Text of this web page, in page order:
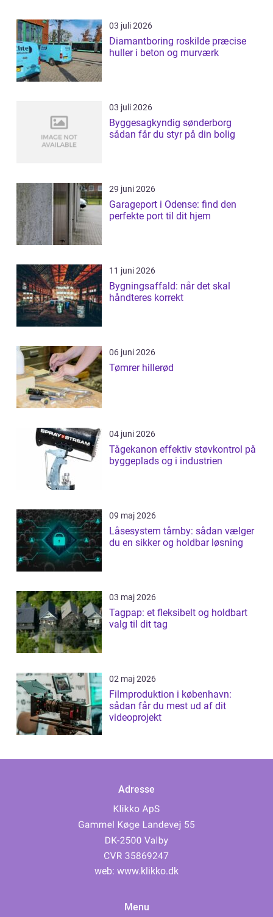
03 juli 2026
Diamantboring roskilde præcise
huller i beton og murværk
03 juli 2026
Byggesagkyndig sønderborg
sådan får du styr på din bolig
29 juni 2026
Garageport i Odense: find den
perfekte port til dit hjem
11 juni 2026
Bygningsaffald: når det skal
håndteres korrekt
06 juni 2026
Tømrer hillerød
04 juni 2026
Tågekanon effektiv støvkontrol på
byggeplads og i industrien
09 maj 2026
Låsesystem tårnby: sådan vælger
du en sikker og holdbar løsning
03 maj 2026
Tagpap: et fleksibelt og holdbart
valg til dit tag
02 maj 2026
Filmproduktion i københavn:
sådan får du mest ud af dit
videoprojekt
Adresse
web: www.klikko.dk
Menu